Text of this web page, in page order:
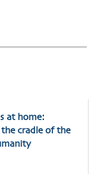
at home:
cradle of the